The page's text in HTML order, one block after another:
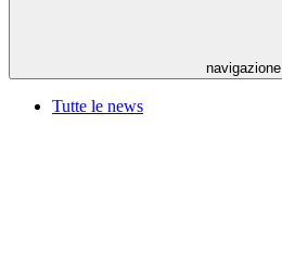
navigazione
Tutte le news